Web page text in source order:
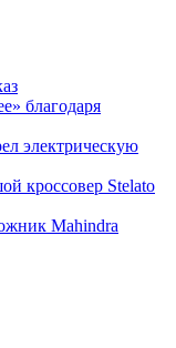
благодаря
электрическую
кроссовер Stelato
Mahindra